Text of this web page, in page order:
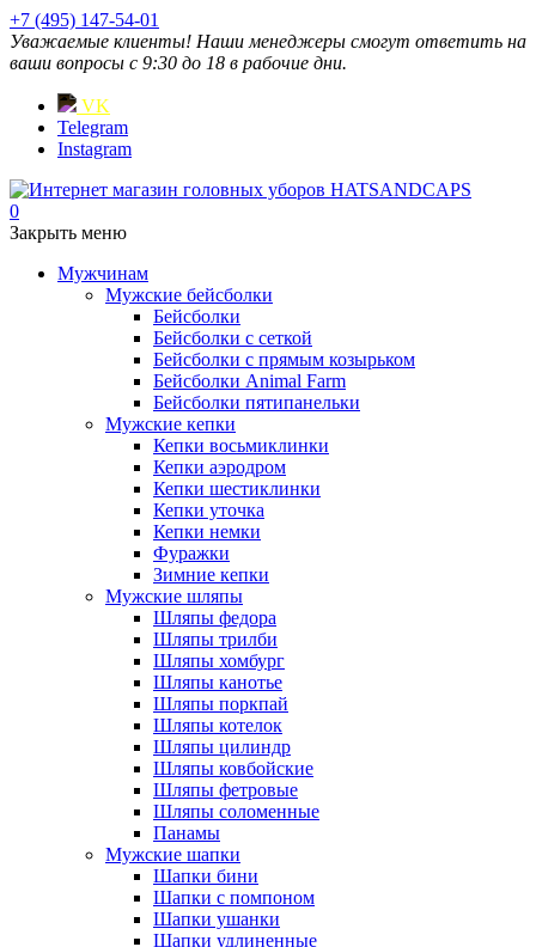
+7 (495) 147-54-01
Уважаемые клиенты! Наши менеджеры смогут ответить на
ваши вопросы с 9:30 до 18 в рабочие дни.
VK
Telegram
Instagram
0
Закрыть меню
Мужчинам
Мужские бейсболки
Бейсболки
Бейсболки с сеткой
Бейсболки с прямым козырьком
Бейсболки Animal Farm
Бейсболки пятипанельки
Мужские кепки
Кепки восьмиклинки
Кепки аэродром
Кепки шестиклинки
Кепки уточка
Кепки немки
Фуражки
Зимние кепки
Мужские шляпы
Шляпы федора
Шляпы трилби
Шляпы хомбург
Шляпы канотье
Шляпы поркпай
Шляпы котелок
Шляпы цилиндр
Шляпы ковбойские
Шляпы фетровые
Шляпы соломенные
Панамы
Мужские шапки
Шапки бини
Шапки с помпоном
Шапки ушанки
Шапки удлиненные